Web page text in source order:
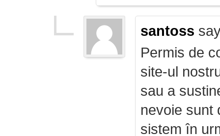
santoss
Permis de
site-ul
sau a
nevoie sunt
sistem în